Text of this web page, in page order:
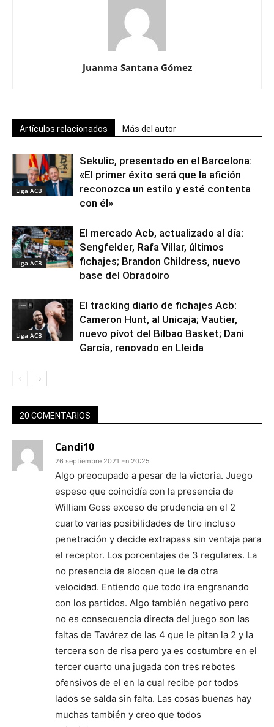
Juanma Santana Gómez
Artículos relacionados Más del autor
Liga ACB
Sekulic, presentado en el Barcelona:
«El primer éxito será que la afición
reconozca un estilo y esté contenta
con él»
Liga ACB
El mercado Acb, actualizado al día:
Sengfelder, Rafa Villar, últimos
fichajes; Brandon Childress, nuevo
base del Obradoiro
Liga ACB
El tracking diario de fichajes Acb:
Cameron Hunt, al Unicaja; Vautier,
nuevo pívot del Bilbao Basket; Dani
García, renovado en Lleida
20 COMENTARIOS
Candi10
26 septiembre 2021 En 20:25
Algo preocupado a pesar de la victoria. Juego
espeso que coincidía con la presencia de
William Goss exceso de prudencia en el 2
cuarto varias posibilidades de tiro incluso
penetración y decide extrapass sin ventaja para
el receptor. Los porcentajes de 3 regulares. La
no presencia de alocen que le da otra
velocidad. Entiendo que todo ira engranando
con los partidos. Algo también negativo pero
no es consecuencia directa del juego son las
faltas de Tavárez de las 4 que le pitan la 2 y la
tercera son de risa pero ya es costumbre en el
tercer cuarto una jugada con tres rebotes
ofensivos de el en la cual recibe por todos
lados se salda sin falta. Las cosas buenas hay
muchas también y creo que todos